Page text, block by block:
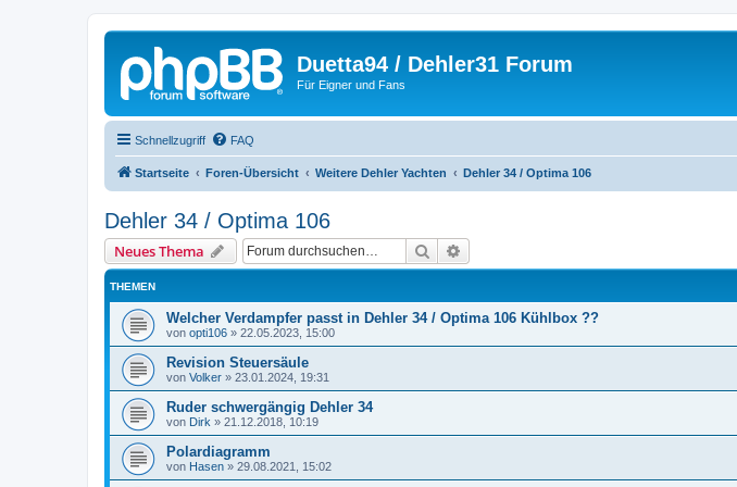
Duetta94 / Dehler31 Forum
Für Eigner und Fans
Schnellzugriff FAQ
Startseite Foren-Übersicht Weitere Dehler Yachten Dehler 34 / Optima 106
Dehler 34 / Optima 106
Neues Thema Suche
THEMEN
Welcher Verdampfer passt in Dehler 34 / Optima 106 Kühlbox ??
von opti106 » 22.05.2023, 15:00
Revision Steuersäule
von Volker » 23.01.2024, 19:31
Ruder schwergängig Dehler 34
von Dirk » 21.12.2018, 10:19
Polardiagramm
von Hasen » 29.08.2021, 15:02